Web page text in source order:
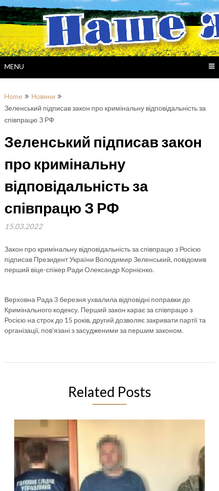
Skip
to
content
MENU
Home
Новини
Зеленський підписав закон про кримінальну відповідальність за
співпрацю З РФ
Зеленський підписав закон
про кримінальну
відповідальність за
співпрацю З РФ
15.03.2022
Закон про кримінальну відповідальність за співпрацю з Росією
підписав Президент України Володимир Зеленський, повідомив
перший віце-спікер Ради Олександр Корнієнко.
Верховна Рада 3 березня ухвалила відповідні поправки до
Кримінального кодексу. Перший закон карає за співпрацю з
Росією на строк до 15 років, другий дозволяє закривати партії та
організації, пов’язані з засудженими за першим законом.
Related Posts